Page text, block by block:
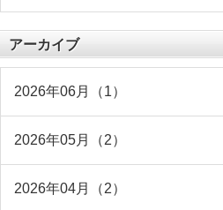
アーカイブ
2026年06月（1）
2026年05月（2）
2026年04月（2）